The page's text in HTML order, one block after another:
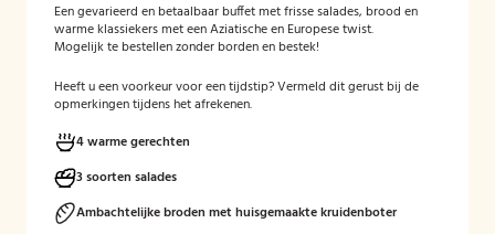
Een gevarieerd en betaalbaar buffet met frisse salades, brood en
warme klassiekers met een Aziatische en Europese twist.
Mogelijk te bestellen zonder borden en bestek!
Heeft u een voorkeur voor een tijdstip? Vermeld dit gerust bij de
opmerkingen tijdens het afrekenen.
4 warme gerechten
3 soorten salades
Ambachtelijke broden met huisgemaakte kruidenboter